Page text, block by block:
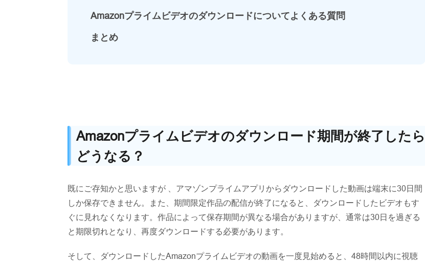
Amazonプライムビデオのダウンロードについてよくある質問
まとめ
Amazonプライムビデオのダウンロード期間が終了したら
どうなる？
既にご存知かと思いますが 、アマゾンプライムアプリからダウンロードした動画は端末に30日間
しか保存できません。また、期間限定作品の配信が終了になると、ダウンロードしたビデオもす
ぐに見れなくなります。作品によって保存期間が異なる場合がありますが、通常は30日を過ぎる
と期限切れとなり、再度ダウンロードする必要があります。
そして、ダウンロードしたAmazonプライムビデオの動画を一度見始めると、48時間以内に視聴